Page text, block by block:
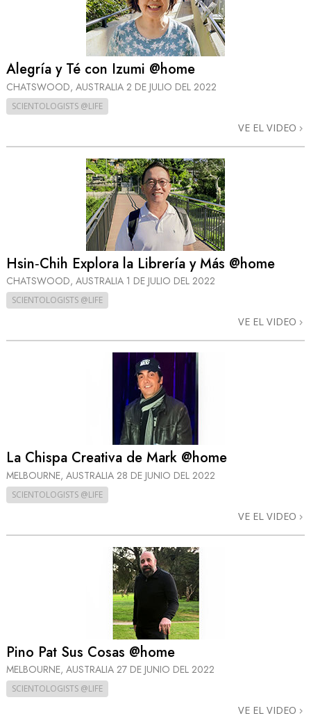
Alegría y Té con Izumi @home
CHATSWOOD, AUSTRALIA 2 DE JULIO DEL 2022
SCIENTOLOGISTS @LIFE
VE EL VIDEO
Hsin‑Chih Explora la Librería y Más @home
CHATSWOOD, AUSTRALIA 1 DE JULIO DEL 2022
SCIENTOLOGISTS @LIFE
VE EL VIDEO
La Chispa Creativa de Mark @home
MELBOURNE, AUSTRALIA 28 DE JUNIO DEL 2022
SCIENTOLOGISTS @LIFE
VE EL VIDEO
Pino Pat Sus Cosas @home
MELBOURNE, AUSTRALIA 27 DE JUNIO DEL 2022
SCIENTOLOGISTS @LIFE
VE EL VIDEO